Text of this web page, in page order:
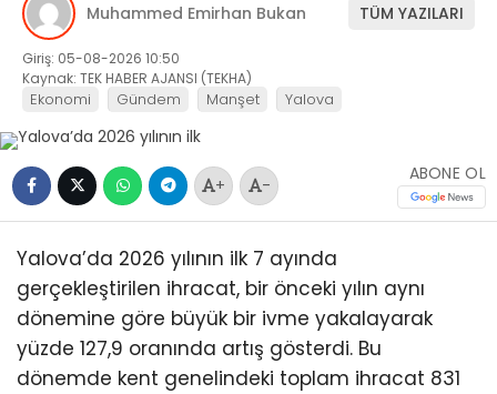
Muhammed Emirhan Bukan TÜM YAZILARI
Giriş: 05-08-2026 10:50
Kaynak: TEK HABER AJANSI (TEKHA)
Ekonomi Gündem Manşet Yalova
+ -
ABONE OL
Yalova’da 2026 yılının ilk 7 ayında
gerçekleştirilen ihracat, bir önceki yılın aynı
dönemine göre büyük bir ivme yakalayarak
yüzde 127,9 oranında artış gösterdi. Bu
dönemde kent genelindeki toplam ihracat 831